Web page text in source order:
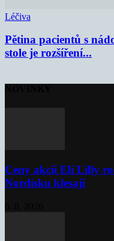
Léčiva
Pětina pacientů s
stole je rozšíření...
Ceny akcií Eli Lilly
Nordisku klesají